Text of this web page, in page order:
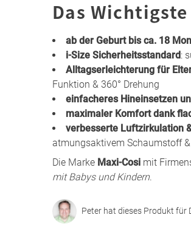
Das
ab der Geburt bis ca. 18
i-Size Sicherheitsstandard:
Alltagserleichterung für
Funktion & 360° Drehung
einfacheres Hineinsetzen
maximaler Komfort dank
verbesserte Luftzirkulation
atmungsaktivem Schaumstoff
Die Marke Maxi-Cosi mit
mit Babys und Kindern.
Peter hat dieses Produkt für